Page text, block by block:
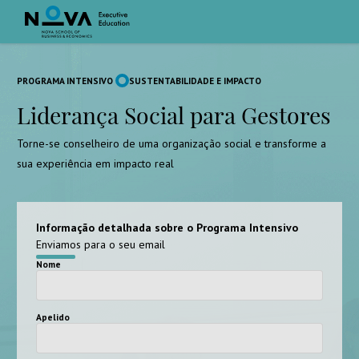
PROGRAMA INTENSIVO SUSTENTABILIDADE E IMPACTO
Liderança Social para Gestores
Torne-se conselheiro de uma organização social e transforme a
sua experiência em impacto real
Informação detalhada sobre o Programa Intensivo
Enviamos para o seu email
Nome
Apelido